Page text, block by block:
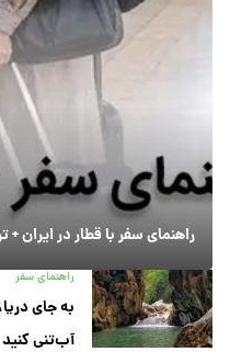
راهنمای سفر با قطار در ایران
راهنمای سفر
به جای
آب‌تنی کنید